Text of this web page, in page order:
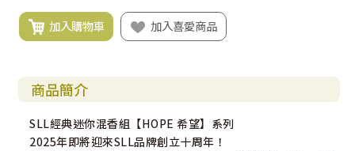
加入購物車 加入喜愛商品
商品簡介
SLL經典迷你混香組【HOPE 希望】系列
2025年即將迎來SLL品牌創立十周年！